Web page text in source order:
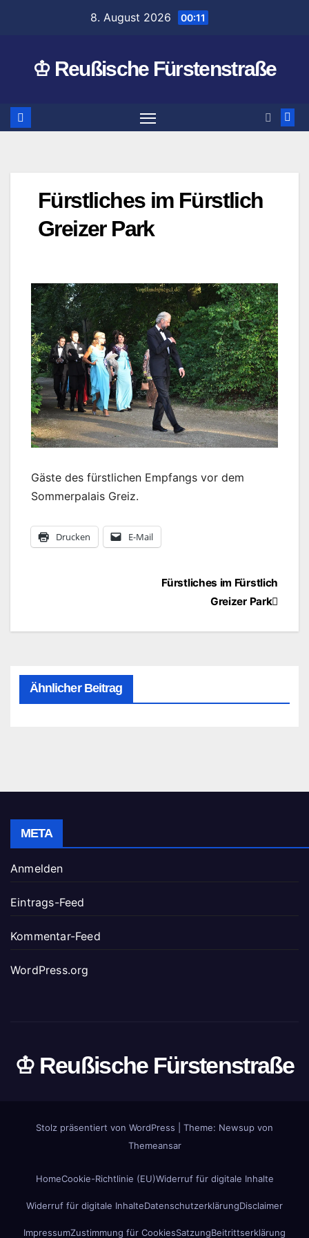
8. August 2026 00:11
♔ Reußische Fürstenstraße
Fürstliches im Fürstlich
Greizer Park
Gäste des fürstlichen Empfangs vor dem
Sommerpalais Greiz.
Drucken E-Mail
BeitragsnavigationFürstliches im Fürstlich
Greizer Park
Ähnlicher Beitrag
META
Anmelden
Eintrags-Feed
Kommentar-Feed
WordPress.org
♔ Reußische Fürstenstraße
Stolz präsentiert von WordPress
Theme: Newsup von
Themeansar
HomeCookie-Richtlinie (EU)Widerruf für digitale Inhalte
Widerruf für digitale InhalteDatenschutzerklärungDisclaimer
ImpressumZustimmung für CookiesSatzungBeitrittserklärung